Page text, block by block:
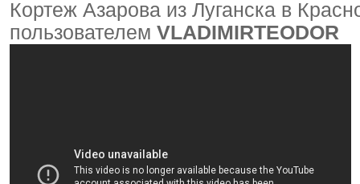
Кортеж Азарова из Луганска в
пользователем VLADIMIRTEODOR